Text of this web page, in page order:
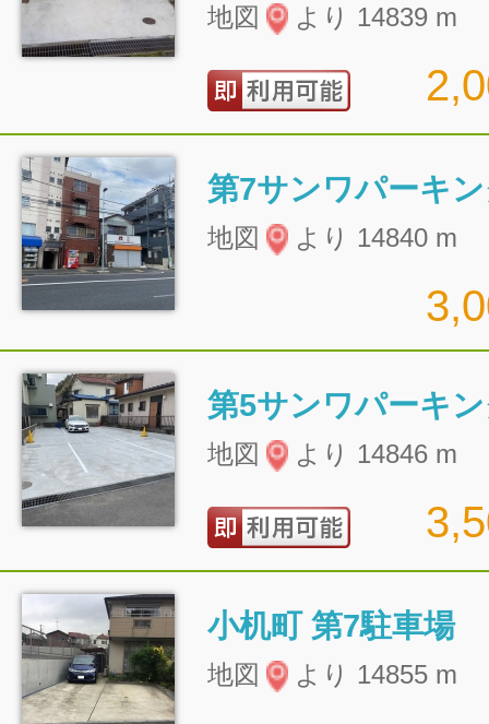
地図 より 14839 m
第7サンワパーキ
地図 より 14840 m
第5サンワパーキ
地図 より 14846 m
小机町 第7駐車場
地図 より 14855 m